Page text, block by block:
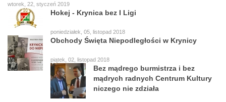
wtorek, 22, styczeń 2019
Hokej - Krynica bez I Ligi
poniedziałek, 05, listopad 2018
Obchody Święta Niepodległości w Krynicy
piątek, 02, listopad 2018
Bez mądrego burmistrza i bez
mądrych radnych Centrum Kultury
niczego nie zdziała